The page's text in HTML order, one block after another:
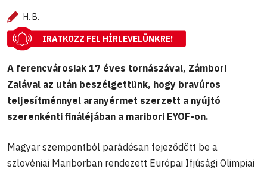
H. B.
IRATKOZZ FEL HÍRLEVELÜNKRE!
A ferencvárosiak 17 éves tornászával, Zámbori
Zalával az után beszélgettünk, hogy bravúros
teljesítménnyel aranyérmet szerzett a nyújtó
szerenkénti fináléjában a maribori EYOF-on.
Magyar szempontból parádésan fejeződött be a
szlovéniai Mariborban rendezett Európai Ifjúsági Olimpiai